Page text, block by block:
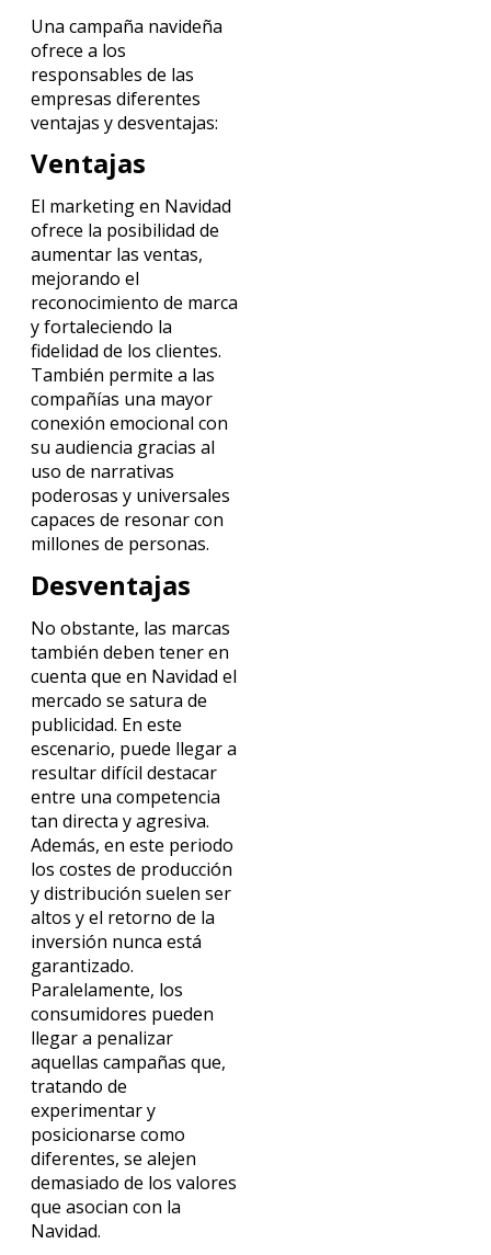
Una campaña navideña
ofrece a los
responsables de las
empresas diferentes
ventajas y desventajas:
Ventajas
El marketing en Navidad
ofrece la posibilidad de
aumentar las ventas,
mejorando el
reconocimiento de marca
y fortaleciendo la
fidelidad de los clientes.
También permite a las
compañías una mayor
conexión emocional con
su audiencia gracias al
uso de narrativas
poderosas y universales
capaces de resonar con
millones de personas.
Desventajas
No obstante, las marcas
también deben tener en
cuenta que en Navidad el
mercado se satura de
publicidad. En este
escenario, puede llegar a
resultar difícil destacar
entre una competencia
tan directa y agresiva.
Además, en este periodo
los costes de producción
y distribución suelen ser
altos y el retorno de la
inversión nunca está
garantizado.
Paralelamente, los
consumidores pueden
llegar a penalizar
aquellas campañas que,
tratando de
experimentar y
posicionarse como
diferentes, se alejen
demasiado de los valores
que asocian con la
Navidad.